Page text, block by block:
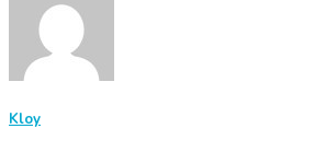
Kloy